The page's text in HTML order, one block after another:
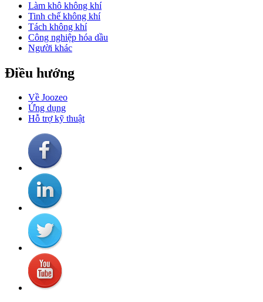
Làm khô không khí
Tinh chế không khí
Tách không khí
Công nghiệp hóa dầu
Người khác
Điều hướng
Về Joozeo
Ứng dụng
Hỗ trợ kỹ thuật